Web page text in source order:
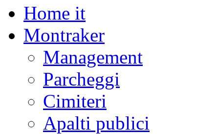
Home it
Montraker
Management
Parcheggi
Cimiteri
Apalti publici